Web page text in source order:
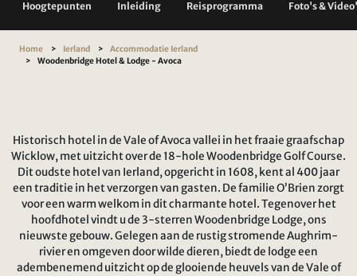
Hoogtepunten Inleiding Reisprogramma Foto's &
Home Ierland
Accommodatie Ierland
Woodenbridge Hotel & Lodge - Avoca
Historisch hotel in de Vale of Avoca vallei in het fraaie graafschap
Wicklow, met uitzicht over de 18-hole Woodenbridge Golf Course.
Dit oudste hotel van Ierland, opgericht in 1608, kent al 400 jaar
een traditie in het verzorgen van gasten. De familie O’Brien zorgt
voor een warm welkom in dit charmante hotel. Tegenover het
hoofdhotel vindt u de 3-sterren Woodenbridge Lodge, ons
nieuwste gebouw. ​​Gelegen aan de rustig stromende Aughrim-
rivier en omgeven door wilde dieren, biedt de lodge een
adembenemend uitzicht op de glooiende heuvels van de Vale of